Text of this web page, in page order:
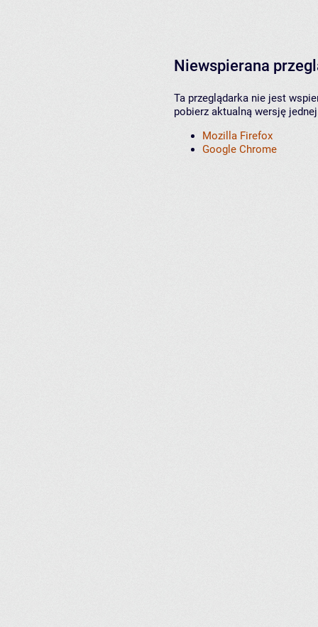
Niewspierana
Ta przeglądarka nie jest
pobierz aktualną wersję
Mozilla Firefox
Google Chrome